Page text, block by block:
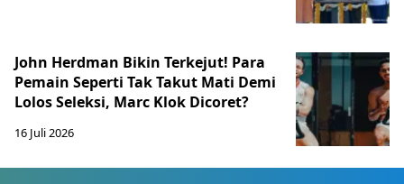
John Herdman Bikin Terkejut! Para
Pemain Seperti Tak Takut Mati Demi
Lolos Seleksi, Marc Klok Dicoret?
16 Juli 2026